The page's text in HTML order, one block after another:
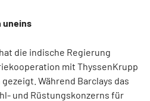
uneins
die indische Regierung
mit ThyssenKrupp
Während Barclays das
und Rüstungskonzerns für